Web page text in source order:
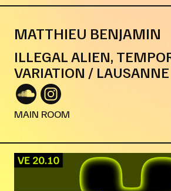
MATTHIEU BENJAMIN
ILLEGAL ALIEN,
VARIATION / LAUSANNE
MAIN ROOM